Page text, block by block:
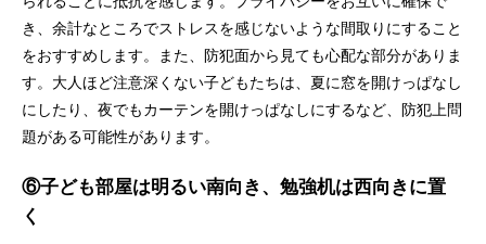
き、余計なところでストレスを感じないような間取りにすること
をおすすめします。また、防犯面から見ても心配な部分がありま
す。大人ほど注意深くない子どもたちは、夏に窓を開けっぱなし
にしたり、夜でもカーテンを開けっぱなしにするなど、防犯上問
題がある可能性があります。
⑥子ども部屋は明るい南向き、勉強机は西向きに置
く